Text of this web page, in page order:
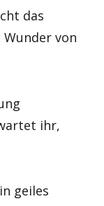
das
von
ihr,
geiles